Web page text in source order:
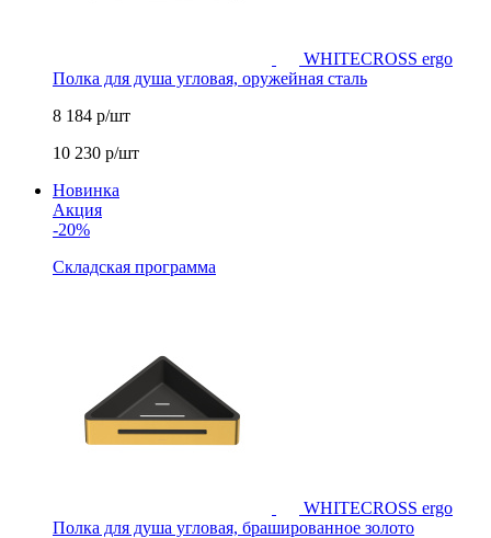
WHITECROSS ergo
Полка для душа угловая, оружейная сталь
8 184 р/шт
10 230 р/шт
Новинка
Акция
-20%
Складская программа
WHITECROSS ergo
Полка для душа угловая, брашированное золото